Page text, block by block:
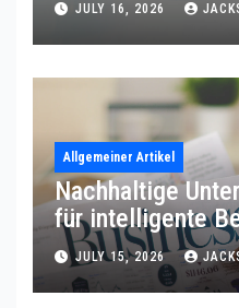
JULY 16, 2026
Allgemeiner Artikel
Nachhaltige
für intelligente
JULY 15, 2026